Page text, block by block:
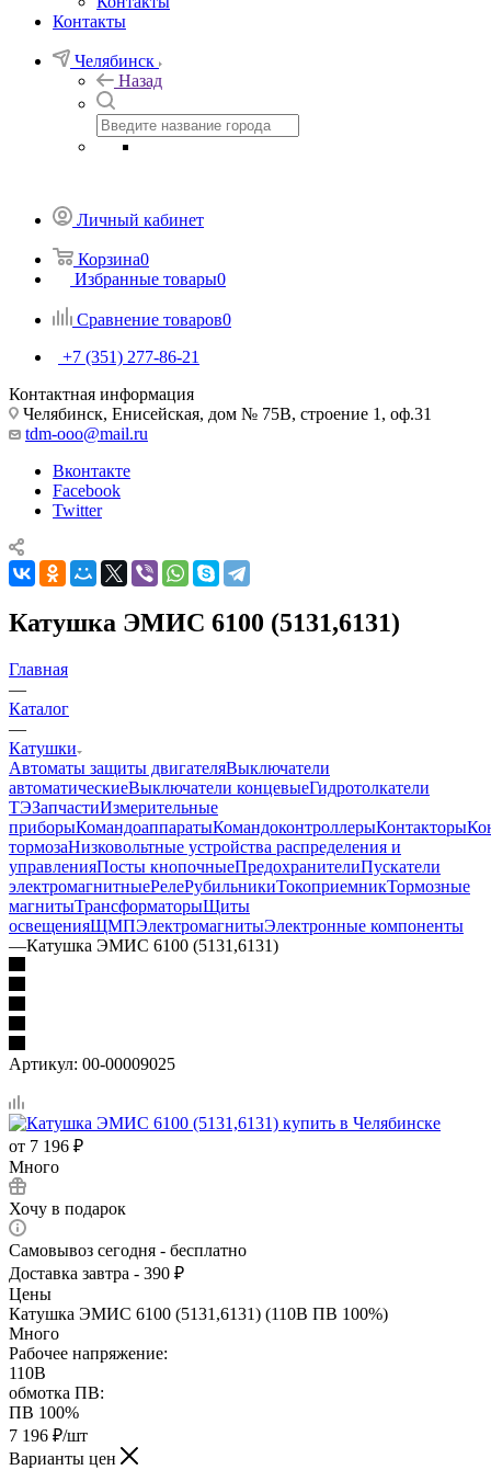
Контакты
Челябинск
Назад
Личный кабинет
Корзина0
Избранные товары0
Сравнение товаров0
+7 (351) 277-86-21
Контактная информация
Челябинск, Енисейская, дом № 75В, строение 1, оф.31
tdm-ooo@mail.ru
Вконтакте
Facebook
Twitter
Катушка ЭМИС 6100 (5131,6131)
Главная
—
Каталог
—
Катушки
Автоматы защиты двигателяВыключатели
автоматическиеВыключатели концевыеГидротолкатели
ТЭЗапчастиИзмерительные
приборыКомандоаппаратыКомандоконтроллерыКонтакторы
тормозаНизковольтные устройства распределения и
управленияПосты кнопочныеПредохранителиПускатели
электромагнитныеРелеРубильникиТокоприемникТормозные
магнитыТрансформаторыЩиты
освещенияЩМПЭлектромагнитыЭлектронные компоненты
—Катушка ЭМИС 6100 (5131,6131)
Артикул: 00-00009025
от 7 196 ₽
Много
Хочу в подарок
Самовывоз сегодня - бесплатно
Доставка завтра - 390 ₽
Цены
Катушка ЭМИС 6100 (5131,6131) (110В ПВ 100%)
Много
Рабочее напряжение:
110В
обмотка ПВ:
ПВ 100%
7 196 ₽/шт
Варианты цен